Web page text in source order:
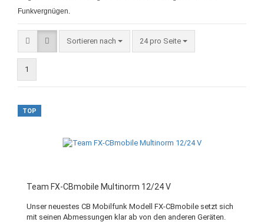
Funkvergnügen.
Sortieren nach 24 pro Seite
1
TOP
Team FX-CBmobile Multinorm 12/24 V
Unser neuestes CB Mobilfunk Modell FX-CBmobile setzt sich
mit seinen Abmessungen klar ab von den anderen Geräten.